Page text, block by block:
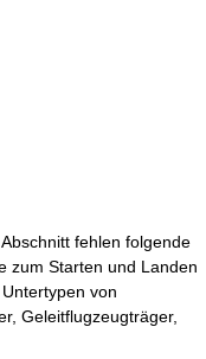
fehlen folgende
zum Starten und Landen
von
Geleitflugzeugträger,